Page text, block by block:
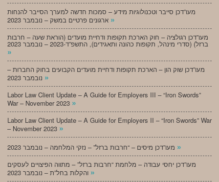
מעו”דכן סייבר וטכנולוגיות מידע – סמכות חדשה למערך הסייבר להנחות
»
מעו”דכן רגולציה – חוק הארכת תקופות ודחיית מועדים (הוראת שעה – חרבות
ברזל) (סדרי מינהל, תקופות כהונה ותאגידים), התשפ”ד-2023 – נובמבר 2023
»
מעו”דכן שוק הון – הארכת תקופות ודחיית מועדים הקבועים בחוק החברות –
»
Labor Law Client Update – A Guide for Employers III – “Iron Swords”
War – November 2023 »
Labor Law Client Update – A Guide for Employers II – “Iron Swords” War
– November 2023 »
»
מעו”דכן יחסי עבודה – מלחמת “חרבות ברזל” – מתווה הפיצויים לעסקים
»